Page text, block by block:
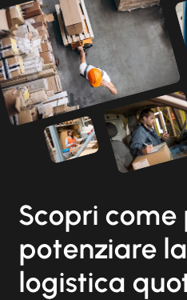
Scopri come
potenziare
logistica